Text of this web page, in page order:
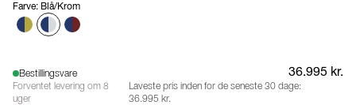
Farve: Blå/Krom
Bestillingsvare
Forventet levering om 8
uger
36.995 kr.
Laveste pris inden for de seneste 30 dage:
36.995 kr.